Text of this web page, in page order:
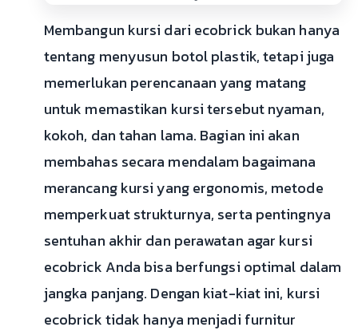
Membangun kursi dari ecobrick bukan hanya
tentang menyusun botol plastik, tetapi juga
memerlukan perencanaan yang matang
untuk memastikan kursi tersebut nyaman,
kokoh, dan tahan lama. Bagian ini akan
membahas secara mendalam bagaimana
merancang kursi yang ergonomis, metode
memperkuat strukturnya, serta pentingnya
sentuhan akhir dan perawatan agar kursi
ecobrick Anda bisa berfungsi optimal dalam
jangka panjang. Dengan kiat-kiat ini, kursi
ecobrick tidak hanya menjadi furnitur